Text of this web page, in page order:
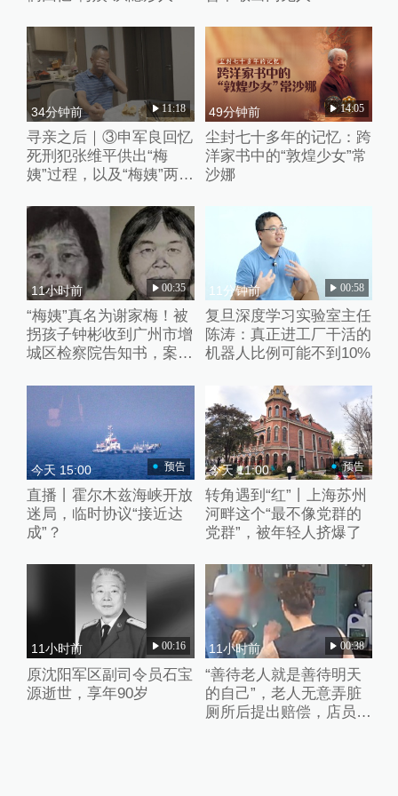
34分钟前 11:18
寻亲之后｜③申军良回忆
死刑犯张维平供出“梅
姨”过程，以及“梅姨”两张
49分钟前 14:05
尘封七十多年的记忆：跨
洋家书中的“敦煌少女”常
沙娜
11小时前 00:35
“梅姨”真名为谢家梅！被
拐孩子钟彬收到广州市增
城区检察院告知书，案件
11分钟前 00:58
复旦深度学习实验室主任
陈涛：真正进工厂干活的
机器人比例可能不到10%
今天 15:00 预告
直播丨霍尔木兹海峡开放
迷局，临时协议“接近达
成”？
今天 11:00 预告
转角遇到“红”丨上海苏州
河畔这个“最不像党群的
党群”，被年轻人挤爆了
11小时前 00:16
原沈阳军区副司令员石宝
源逝世，享年90岁
11小时前 00:38
“善待老人就是善待明天
的自己”，老人无意弄脏
厕所后提出赔偿，店员婉